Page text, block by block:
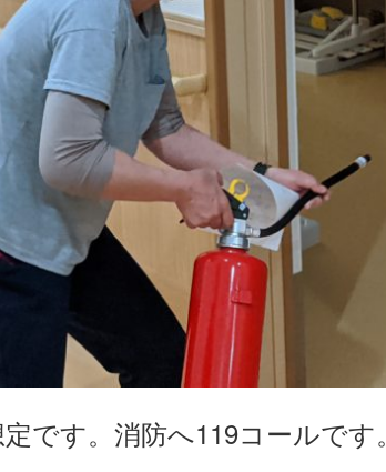
です。消防へ119コールです。